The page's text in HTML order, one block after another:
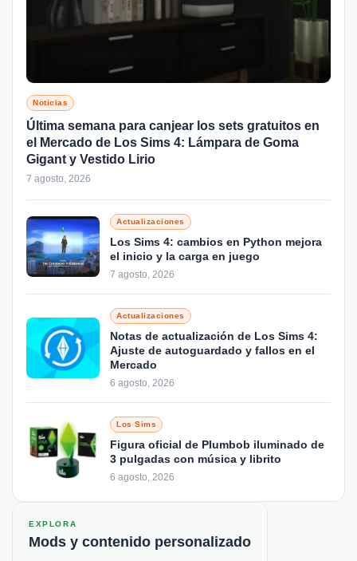
Noticias
Última semana para canjear los sets gratuitos en
el Mercado de Los Sims 4: Lámpara de Goma
Gigant y Vestido Lirio
7 agosto, 2026
Actualizaciones
Los Sims 4: cambios en Python mejora
el inicio y la carga en juego
7 agosto, 2026
Actualizaciones
Notas de actualización de Los Sims 4:
Ajuste de autoguardado y fallos en el
Mercado
6 agosto, 2026
Los Sims
Figura oficial de Plumbob iluminado de
3 pulgadas con música y librito
6 agosto, 2026
EXPLORA
Mods y contenido personalizado